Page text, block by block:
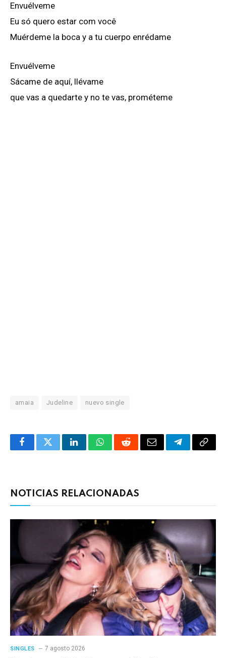
Envuélveme
Eu só quero estar com você
Muérdeme la boca y a tu cuerpo enrédame
Envuélveme
Sácame de aquí, llévame
que vas a quedarte y no te vas, prométeme
amaia Judeline nuevo single
FacebookTwitterLinkedInWhatsAppRedditCorreoTelegrama
NOTICIAS RELACIONADAS
SINGLES 7 agosto 2026